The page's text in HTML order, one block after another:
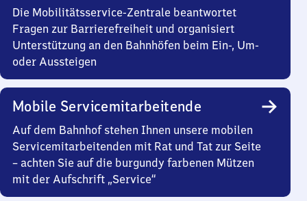
Die Mobilitätsservice-Zentrale beantwortet
Fragen zur Barrierefreiheit und organisiert
Unterstützung an den Bahnhöfen beim Ein-, Um-
oder Aussteigen
Mobile Servicemitarbeitende
Auf dem Bahnhof stehen Ihnen unsere mobilen
Servicemitarbeitenden mit Rat und Tat zur Seite
– achten Sie auf die burgundy farbenen Mützen
mit der Aufschrift „Service“